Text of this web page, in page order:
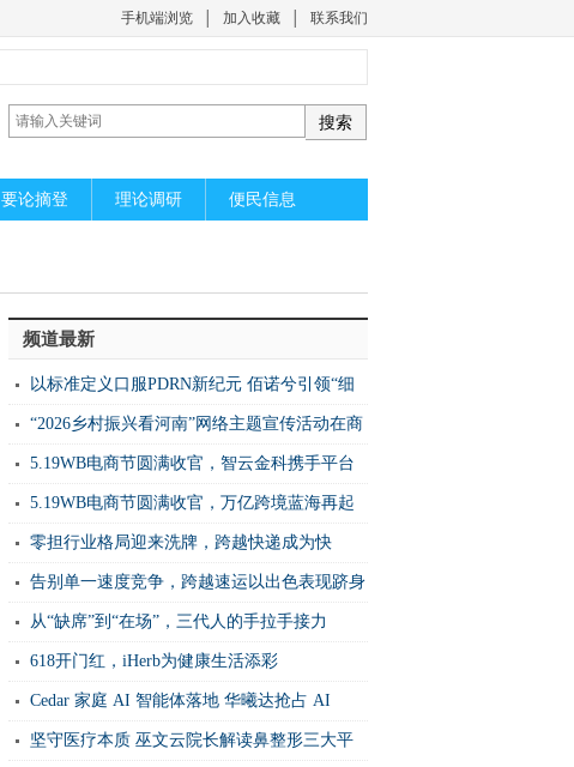
手机端浏览 加入收藏 联系我们
要论摘登 理论调研 便民信息
频道最新
以标准定义口服PDRN新纪元 佰诺兮引领“细
胞级”精准营养
“2026乡村振兴看河南”网络主题宣传活动在商
丘市民权县启动
5.19WB电商节圆满收官，智云金科携手平台
开启万亿蓝海新机遇
5.19WB电商节圆满收官，万亿跨境蓝海再起
新篇！
零担行业格局迎来洗牌，跨越快递成为快
运“增速之王”
​告别单一速度竞争，跨越速运以出色表现跻身
2026中国快运10强
从“缺席”到“在场”，三代人的手拉手接力
618开门红，iHerb为健康生活添彩
Cedar 家庭 AI 智能体落地 华曦达抢占 AI
Home 生态核心制高点
坚守医疗本质 巫文云院长解读鼻整形三大平